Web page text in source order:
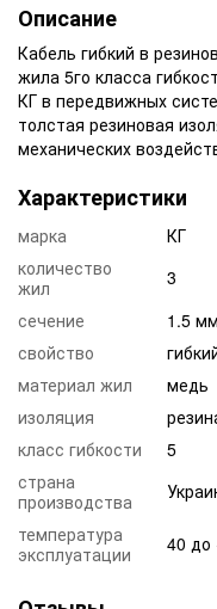
Описание
Кабель гибкий в
жила 5го класса
КГ в передвижных
толстая резиновая
механических
Характеристики
марка
КГ
количество
жил
3
сечение
1.5 мм
свойство
материал жил
медь
изоляция
класс гибкости
5
страна
производства
температура
эксплуатации
40 до